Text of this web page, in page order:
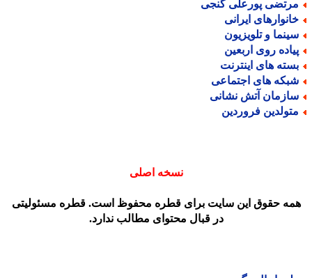
پورعلی گنجی
ایرانی
و تلویزیون
روی اربعین
های اینترنت
های اجتماعی
آتش نشانی
فروردین
نسخه اصلی
حقوق این سایت برای قطره محفوظ است. قطره مسئولیتی
در قبال محتوای مطالب ندارد.